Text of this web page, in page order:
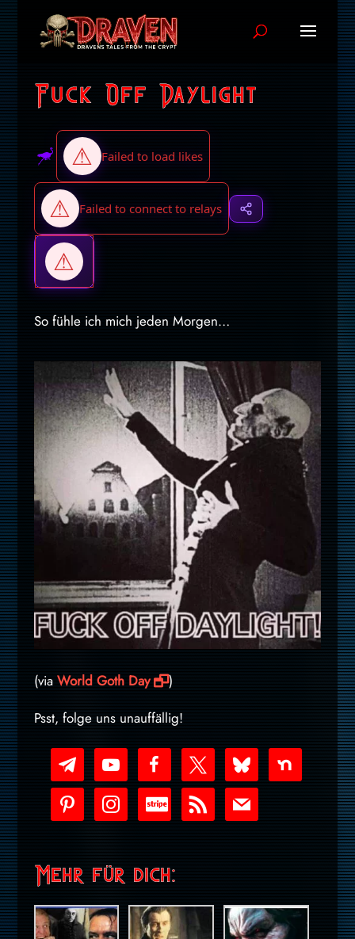
Fuck Off Daylight
So fühle ich mich jeden Morgen…
(via World Goth Day
)
Psst, folge uns unauffällig!
telegram
youtube-
play
facebook bluesky nextdoor
pinterest instagramcc-
stripe
rss mail
Mehr für dich: